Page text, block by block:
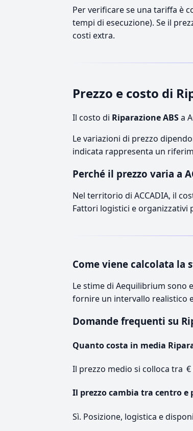
Per verificare se una tariffa è
tempi di esecuzione). Se il
costi extra.
Prezzo e costo di
Il costo di Riparazione ABSa
Le variazioni di prezzo
indicata rappresenta un
Perché il prezzo varia a
Nel territorio di ACCADIA, il
Fattori logistici e organizzativi
Come viene calcolata la
Le stime di Aequilibrium sono
fornire un intervallo realistico
Domande frequenti su
Quanto costa in media
Il prezzo medio si colloca tra €
Il prezzo cambia tra centro e
Sì. Posizione, logistica e